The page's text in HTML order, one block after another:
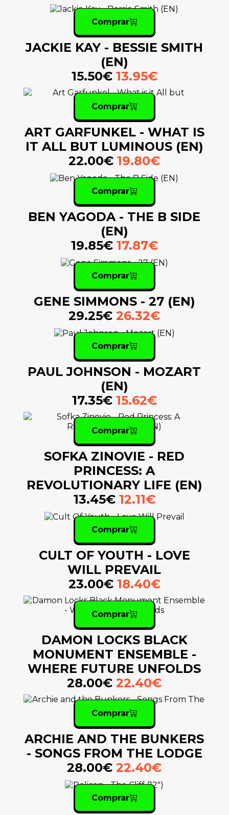
Comprar
JACKIE KAY - BESSIE SMITH
(EN)
15.50€ 13.95€
Comprar
ART GARFUNKEL - WHAT IS
IT ALL BUT LUMINOUS (EN)
22.00€ 19.80€
Comprar
BEN YAGODA - THE B SIDE
(EN)
19.85€ 17.87€
Comprar
GENE SIMMONS - 27 (EN)
29.25€ 26.32€
Comprar
PAUL JOHNSON - MOZART
(EN)
17.35€ 15.62€
Comprar
SOFKA ZINOVIE - RED
PRINCESS: A
REVOLUTIONARY LIFE (EN)
13.45€ 12.11€
Comprar
CULT OF YOUTH - LOVE
WILL PREVAIL
23.00€ 18.40€
Comprar
DAMON LOCKS BLACK
MONUMENT ENSEMBLE -
WHERE FUTURE UNFOLDS
28.00€ 22.40€
Comprar
ARCHIE AND THE BUNKERS
- SONGS FROM THE LODGE
28.00€ 22.40€
Comprar